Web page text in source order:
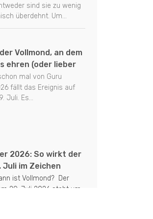
sind sie zu wenig
überdehnt. Um...
Vollmond, an dem
ehren (oder lieber
mal von Guru
fällt das Ereignis auf
Juli. Es...
2026: So wirkt der
Juli im Zeichen
ist Vollmond? Der
29. Juli 2026 steht um